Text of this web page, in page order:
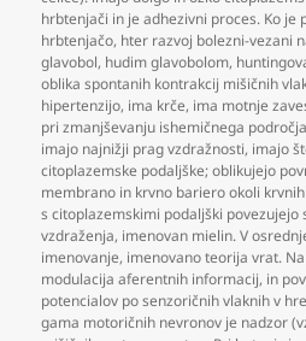
hrbtenjači in je adhezivni proces. Ko je
hrbtenjačo, hter razvoj bolezni-vezani
glavobol, hudim glavobolom,
oblika spontanih kontrakcij mišičnih
hipertenzijo, ima krče, ima motnje
pri zmanjševanju ishemičnega
imajo najnižji prag vzdražnosti, imajo
citoplazemske podaljške; oblikujejo
membrano in krvno bariero okoli
s citoplazemskimi podaljški povezujejo
vzdraženja, imenovan mielin. V
imenovanje, imenovano teorija vrat.
modulacija aferentnih informacij, in
potencialov po senzoričnih vlaknih v
gama motoričnih nevronov je nadzor